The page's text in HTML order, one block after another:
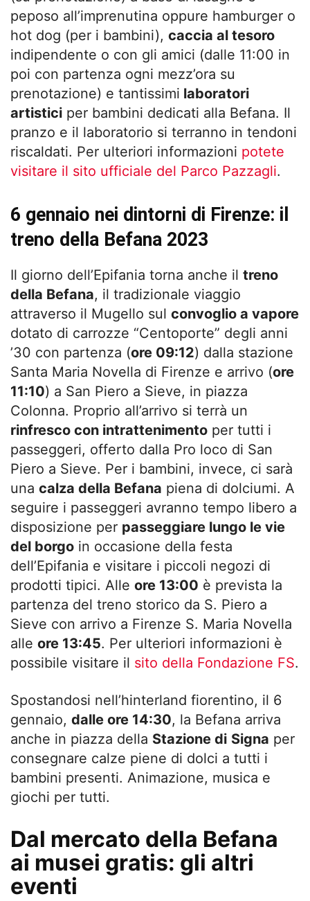
peposo all’imprenutina oppure hamburger o
hot dog (per i bambini), caccia al tesoro
indipendente o con gli amici (dalle 11:00 in
poi con partenza ogni mezz’ora su
prenotazione) e tantissimi laboratori
artistici per bambini dedicati alla Befana. Il
pranzo e il laboratorio si terranno in tendoni
riscaldati. Per ulteriori informazioni potete
visitare il sito ufficiale del Parco Pazzagli.
6 gennaio nei dintorni di Firenze: il
treno della Befana 2023
Il giorno dell’Epifania torna anche il treno
della Befana, il tradizionale viaggio
attraverso il Mugello sul convoglio a vapore
dotato di carrozze “Centoporte” degli anni
’30 con partenza (ore 09:12) dalla stazione
Santa Maria Novella di Firenze e arrivo (ore
11:10) a San Piero a Sieve, in piazza
Colonna. Proprio all’arrivo si terrà un
rinfresco con intrattenimento per tutti i
passeggeri, offerto dalla Pro loco di San
Piero a Sieve. Per i bambini, invece, ci sarà
una calza della Befana piena di dolciumi. A
seguire i passeggeri avranno tempo libero a
disposizione per passeggiare lungo le vie
del borgo in occasione della festa
dell’Epifania e visitare i piccoli negozi di
prodotti tipici. Alle ore 13:00 è prevista la
partenza del treno storico da S. Piero a
Sieve con arrivo a Firenze S. Maria Novella
alle ore 13:45. Per ulteriori informazioni è
possibile visitare il sito della Fondazione FS.
Spostandosi nell’hinterland fiorentino, il 6
gennaio, dalle ore 14:30, la Befana arriva
anche in piazza della Stazione di Signa per
consegnare calze piene di dolci a tutti i
bambini presenti. Animazione, musica e
giochi per tutti.
Dal mercato della Befana
ai musei gratis: gli altri
eventi